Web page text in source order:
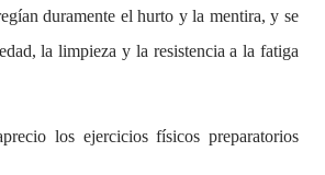
duramente el hurto y la mentira, y se
la limpieza y la resistencia a la fatiga
los ejercicios físicos preparatorios